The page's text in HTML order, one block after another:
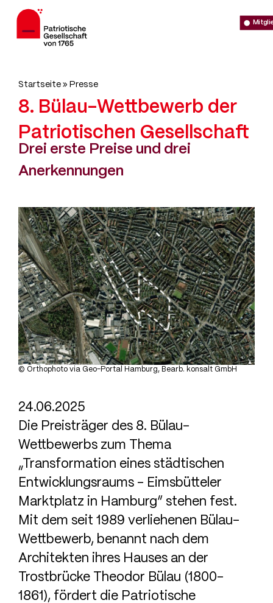
Direkt
zum
Inhalt
Patriotische
Gesellschaft
1765
Menü
Pfadnavigation
Startseite Presse
8. Bülau-Wettbewerb der
Patriotischen Gesellschaft
Drei erste Preise und drei
Anerkennungen
© Orthophoto via Geo-Portal Hamburg, Bearb. konsalt GmbH
24.06.2025
Die Preisträger des 8. Bülau-
Wettbewerbs zum Thema
„Transformation eines städtischen
Entwicklungsraums – Eimsbütteler
Marktplatz in Hamburg“ stehen fest.
Mit dem seit 1989 verliehenen Bülau-
Wettbewerb, benannt nach dem
Architekten ihres Hauses an der
Trostbrücke Theodor Bülau (1800-
1861), fördert die Patriotische